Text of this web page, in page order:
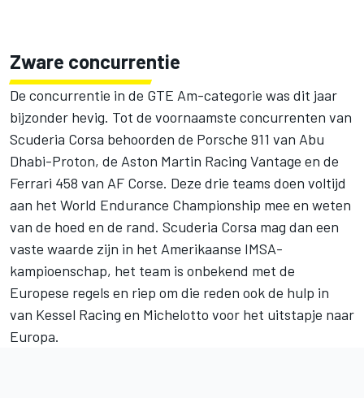
Zware concurrentie
De concurrentie in de GTE Am-categorie was dit jaar
bijzonder hevig. Tot de voornaamste concurrenten van
Scuderia Corsa behoorden de Porsche 911 van Abu
Dhabi-Proton, de Aston Martin Racing Vantage en de
Ferrari 458 van AF Corse. Deze drie teams doen voltijd
aan het World Endurance Championship mee en weten
van de hoed en de rand. Scuderia Corsa mag dan een
vaste waarde zijn in het Amerikaanse IMSA-
kampioenschap, het team is onbekend met de
Europese regels en riep om die reden ook de hulp in
van Kessel Racing en Michelotto voor het uitstapje naar
Europa.